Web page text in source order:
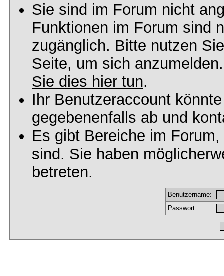
Sie sind im Forum nicht
Funktionen im Forum sind
zugänglich. Bitte nutzen
Seite, um sich
Sie dies hier tun.
Ihr Benutzeraccount
gegebenenfalls ab und
Es gibt Bereiche im
sind. Sie haben
betreten.
Benutzername:
Passwort: